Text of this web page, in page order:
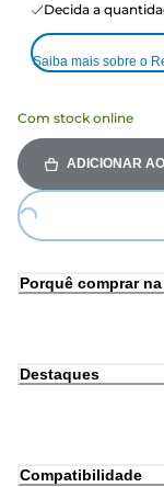
Decida a
Saiba mais sobre o
Com stock online
ADICIONAR
Loading...
Porquê comprar
Destaques
Compatibilidade